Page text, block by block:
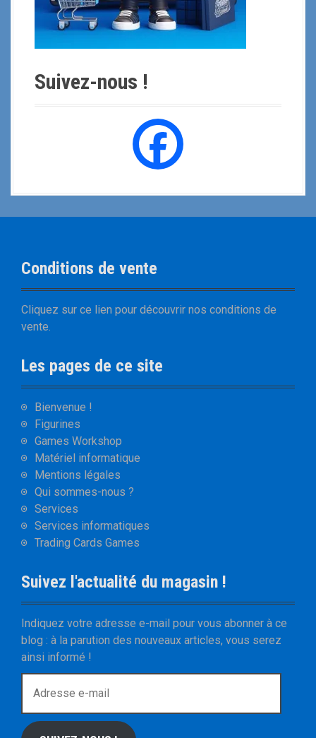
Suivez-nous !
Conditions de vente
Cliquez sur ce lien pour découvrir nos conditions de
vente.
Les pages de ce site
Bienvenue !
Figurines
Games Workshop
Matériel informatique
Mentions légales
Qui sommes-nous ?
Services
Services informatiques
Trading Cards Games
Suivez l'actualité du magasin !
Indiquez votre adresse e-mail pour vous abonner à ce
blog : à la parution des nouveaux articles, vous serez
ainsi informé !
r
e